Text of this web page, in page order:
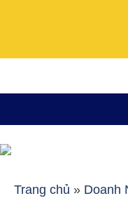
Trang chủ » Doanh